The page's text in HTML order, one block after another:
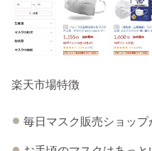
楽天市場特徴
毎日マスク販売ショップ